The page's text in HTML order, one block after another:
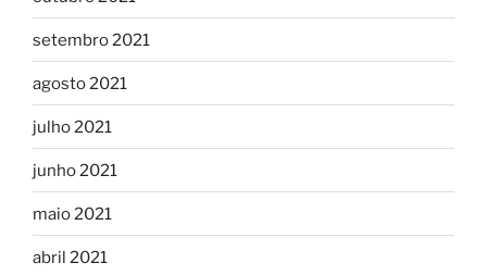
setembro 2021
agosto 2021
julho 2021
junho 2021
maio 2021
abril 2021